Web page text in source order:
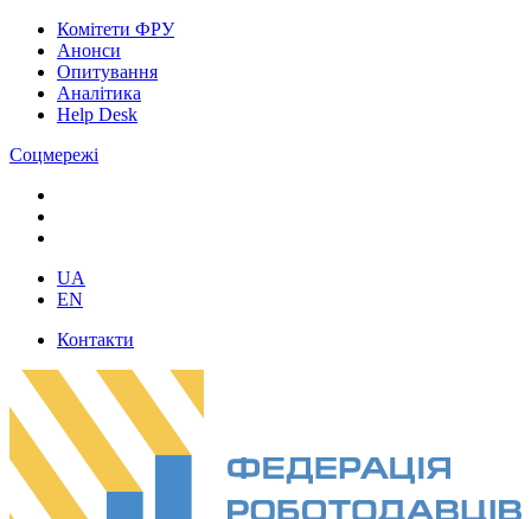
Комітети ФРУ
Анонси
Опитування
Аналітика
Help Desk
Соцмережі
UA
EN
Контакти